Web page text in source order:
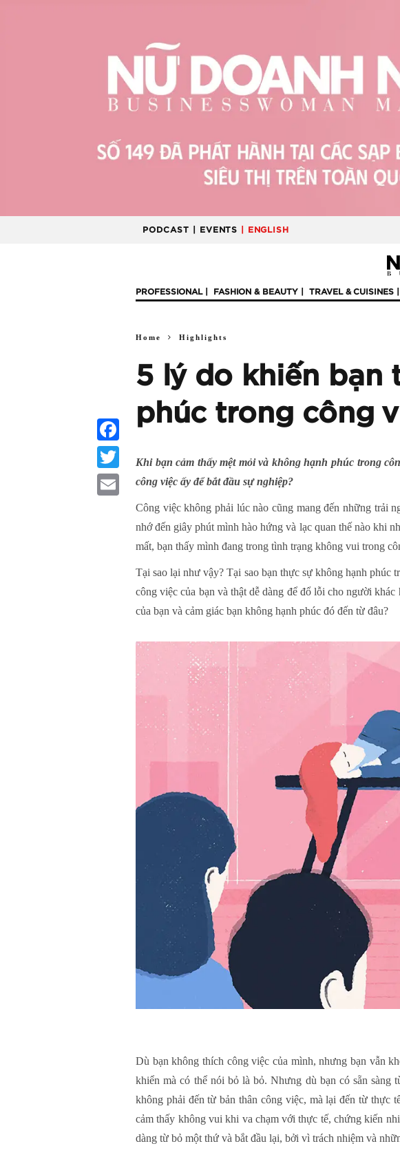
PODCAST | EVENTS | ENGLISH
PROFESSIONAL FASHION & BEAUTY TRAVEL & CUISINES
Home Highlights
5 lý do khiến bạn
phúc trong công
Khi bạn cảm thấy mệt mỏi và không hạnh phúc trong
công việc ấy để bắt đầu sự nghiệp?
Công việc không phải lúc nào cũng mang đến những trải
nhớ đến giây phút mình hào hứng và lạc quan thế nào khi
mất, bạn thấy mình đang trong tình trạng không vui trong
Tại sao lại như vậy? Tại sao bạn thực sự không hạnh
công việc của bạn và thật dễ dàng để đổ lỗi cho người
của bạn và cảm giác bạn không hạnh phúc đó đến từ đâu?
Dù bạn không thích công việc của mình, nhưng bạn vẫn
khiển mà có thể nói bỏ là bỏ. Nhưng dù bạn có sẵn sàng
không phải đến từ bản thân công việc, mà lại đến từ thực
cảm thấy không vui khi va chạm với thực tế, chứng kiến
dàng từ bỏ một thứ và bắt đầu lại, bởi vì trách nhiệm và
Facebook
Twitter